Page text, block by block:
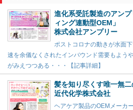
進化系受託製造のアン
ィング連動型OEM」
株式会社アンプリー
ポストコロナの動きが水面
速を余儀なくされたインバウンド需要もよう
がみえつつある・・・【記事詳細】
髪を知り尽くす唯一無
近代化学株式会社
ヘアケア製品のOEMメーカ